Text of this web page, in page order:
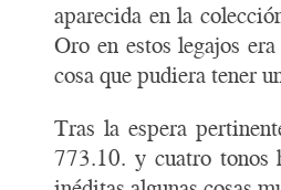
aparecida en la
Oro en estos legajos
cosa que pudiera tener
Tras la espera
773.10. y cuatro tonos